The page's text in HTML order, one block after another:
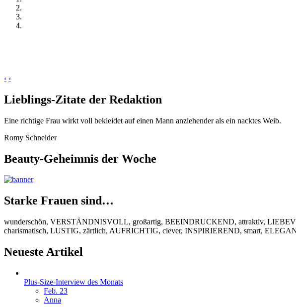
‹ ›
Lieblings-Zitate der Redaktion
Eine richtige Frau wirkt voll bekleidet auf einen Mann anziehender als ein nacktes Weib.
Romy Schneider
Beauty-Geheimnis der Woche
Starke Frauen sind…
wunderschön, VERSTÄNDNISVOLL, großartig, BEEINDRUCKEND, attraktiv,
charismatisch, LUSTIG, zärtlich, AUFRICHTIG, clever, INSPIRIEREND, smart,
Neueste Artikel
Plus-Size-Interview des Monats
Feb. 23
Anna